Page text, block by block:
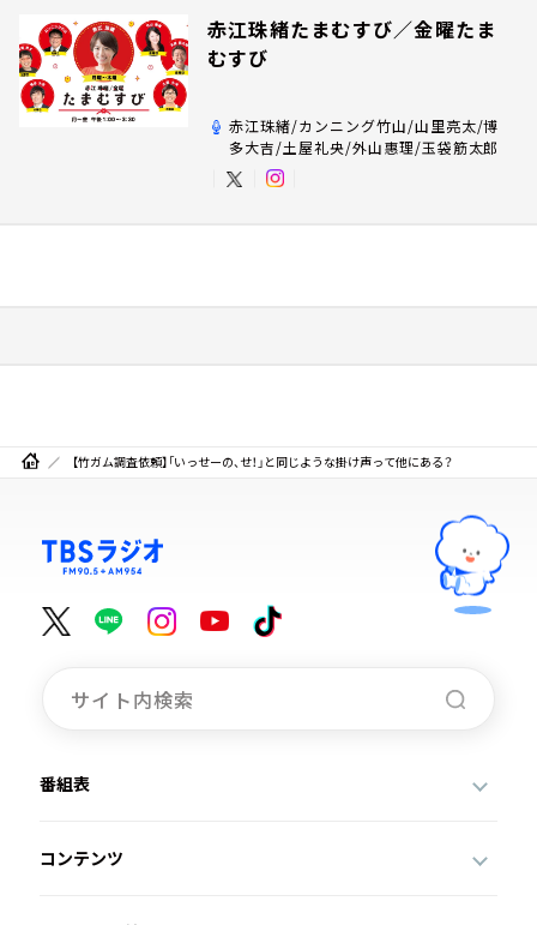
赤江珠緒たまむすび／金曜たま
むすび
赤江珠緒/カンニング竹山/山里亮太/博
多大吉/土屋礼央/外山惠理/玉袋筋太郎
【竹ガム調査依頼】「いっせーの、せ！」と同じような掛け声って他にある？
番組表
コンテンツ